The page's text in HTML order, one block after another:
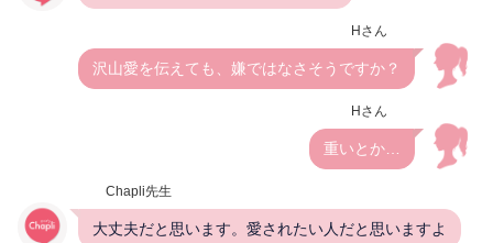
Hさん
沢山愛を伝えても、嫌ではなさそうですか？
Hさん
重いとか…
Chapli先生
大丈夫だと思います。愛されたい人だと思いますよ